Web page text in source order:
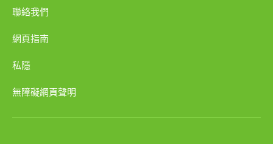
聯絡我們
網頁指南
私隱
無障礙網頁聲明